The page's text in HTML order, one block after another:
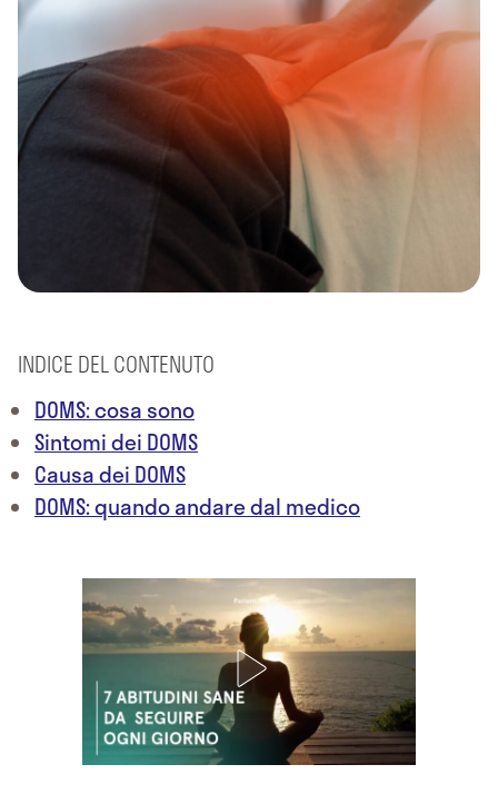
INDICE DEL CONTENUTO
DOMS: cosa sono
Sintomi dei DOMS
Causa dei DOMS
DOMS: quando andare dal medico